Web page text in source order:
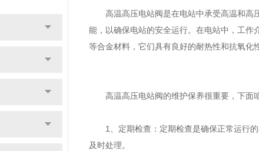
高温高压电站阀是在电站中承受高温和高压
能，以确保电站的安全运行。在电站中，工作
等合金材料，它们具有良好的耐热性和抗氧化
高温高压电站阀的维护保养很重要，下面
1、定期检查：定期检查是确保正常运行的
及时处理。